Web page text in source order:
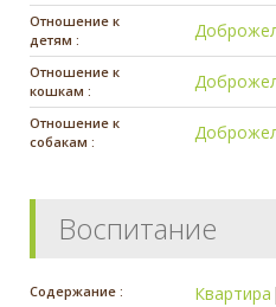
Отношение к
детям :
Отношение к
кошкам :
Отношение к
собакам :
Воспитание
Содержание : Квартира